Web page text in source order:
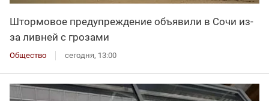
Штормовое предупреждение объявили в Сочи из-
за ливней с грозами
Общество сегодня, 13:00